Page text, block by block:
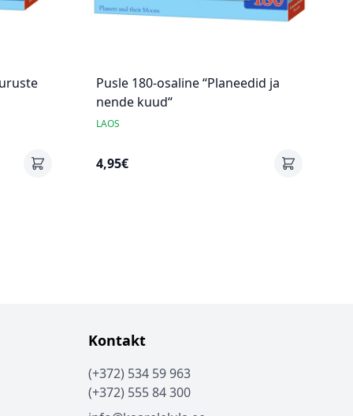
Pusle 180-osaline “Planeedid ja
nende kuud“
LAOS
4,95€
Kontakt
(+372) 534 59 963
(+372) 555 84 300